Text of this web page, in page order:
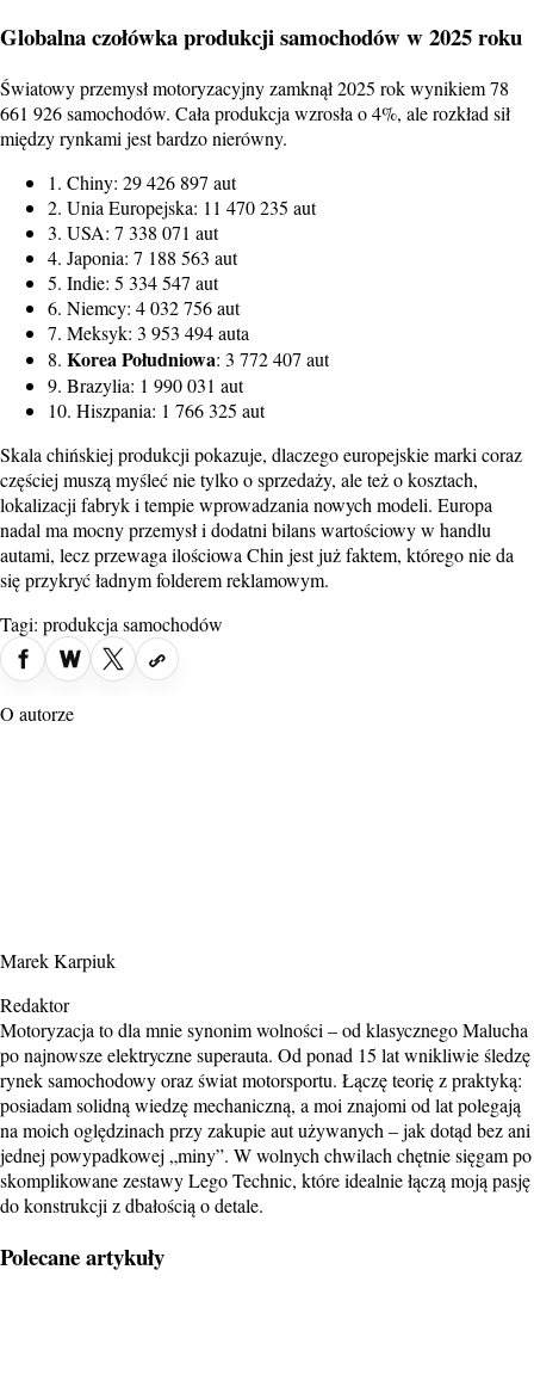
Globalna czołówka produkcji samochodów w 2025 roku
Światowy przemysł motoryzacyjny zamknął 2025 rok wynikiem 78
661 926 samochodów. Cała produkcja wzrosła o 4%, ale rozkład sił
między rynkami jest bardzo nierówny.
1. Chiny: 29 426 897 aut
2. Unia Europejska: 11 470 235 aut
3. USA: 7 338 071 aut
4. Japonia: 7 188 563 aut
5. Indie: 5 334 547 aut
6. Niemcy: 4 032 756 aut
7. Meksyk: 3 953 494 auta
8. Korea Południowa: 3 772 407 aut
9. Brazylia: 1 990 031 aut
10. Hiszpania: 1 766 325 aut
Skala chińskiej produkcji pokazuje, dlaczego europejskie marki coraz
częściej muszą myśleć nie tylko o sprzedaży, ale też o kosztach,
lokalizacji fabryk i tempie wprowadzania nowych modeli. Europa
nadal ma mocny przemysł i dodatni bilans wartościowy w handlu
autami, lecz przewaga ilościowa Chin jest już faktem, którego nie da
się przykryć ładnym folderem reklamowym.
Tagi: produkcja samochodów
O autorze
Marek Karpiuk
Redaktor
Motoryzacja to dla mnie synonim wolności – od klasycznego Malucha
po najnowsze elektryczne superauta. Od ponad 15 lat wnikliwie śledzę
rynek samochodowy oraz świat motorsportu. Łączę teorię z praktyką:
posiadam solidną wiedzę mechaniczną, a moi znajomi od lat polegają
na moich oględzinach przy zakupie aut używanych – jak dotąd bez ani
jednej powypadkowej „miny”. W wolnych chwilach chętnie sięgam po
skomplikowane zestawy Lego Technic, które idealnie łączą moją pasję
do konstrukcji z dbałością o detale.
Polecane artykuły